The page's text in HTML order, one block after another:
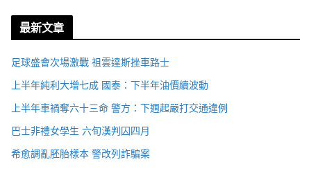
最新文章
足球盛會次場激戰 祖雲達斯挫車路士
上半年純利大增七成 國泰：下半年油價續波動
上半年車禍奪六十三命 警方：下週起嚴打交通違例
巴士非禮女學生 六旬漢判囚四月
希愈調亂胚胎樣本 警改列詐騙案